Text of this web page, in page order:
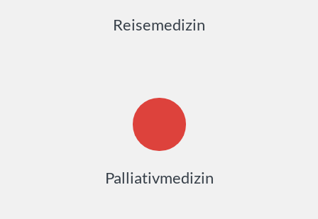
Reisemedizin
Palliativmedizin